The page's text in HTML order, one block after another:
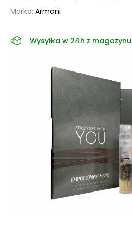
Marka: Armani
Wysyłka w 24h z